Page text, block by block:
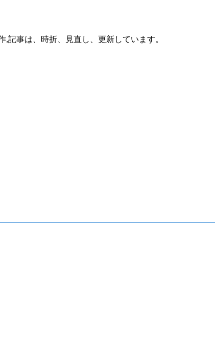
,記事は、時折、見直し、更新しています。